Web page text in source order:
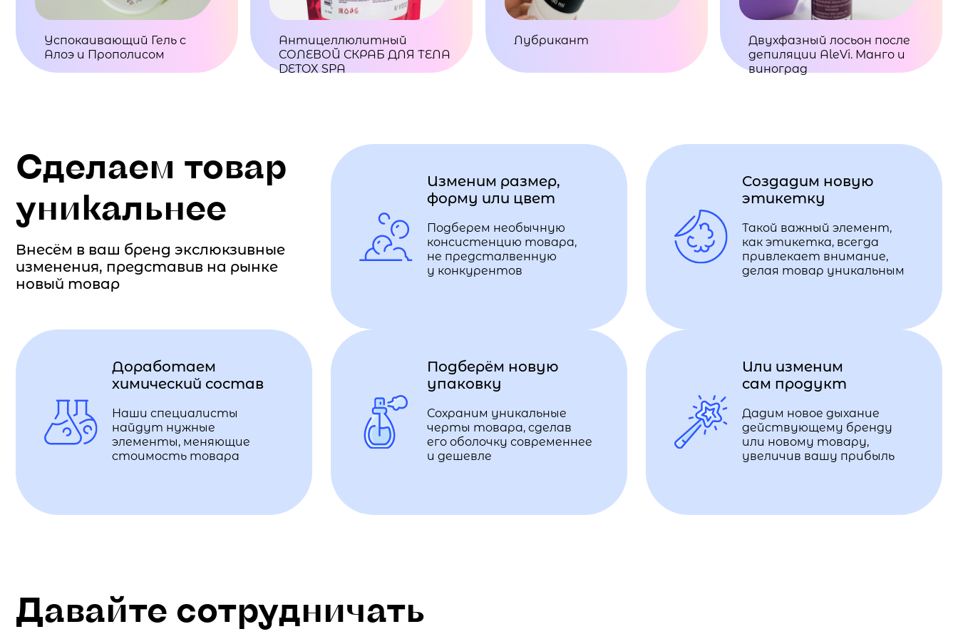
Успокаивающий Гель с
Алоэ и Прополисом
Антицеллюлитный
СОЛЕВОЙ СКРАБ ДЛЯ ТЕЛА
DETOX SPA
Лубрикант
Двухфазный лосьон после
депиляции AleVi. Манго и
виноград
Сделаем товар
уникальнее
Внесём в ваш бренд экслюкзивные
изменения, представив на рынке
новый товар
Изменим размер,
форму или цвет
Подберем необычную
консистенцию товара,
не предсталвенную
у конкурентов
Создадим новую
этикетку
Такой важный элемент,
как этикетка, всегда
привлекает внимание,
делая товар уникальным
Доработаем
химический состав
Наши специалисты
найдут нужные
элементы, меняющие
стоимость товара
Подберём новую
упаковку
Сохраним уникальные
черты товара, сделав
его оболочку современнее
и дешевле
Или изменим
сам продукт
Дадим новое дыхание
действующему бренду
или новому товару,
увеличив вашу прибыль
Давайте сотрудничать